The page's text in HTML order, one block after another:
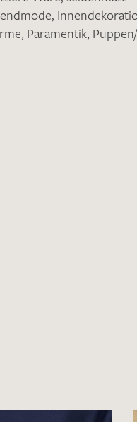
,
, Paramentik,